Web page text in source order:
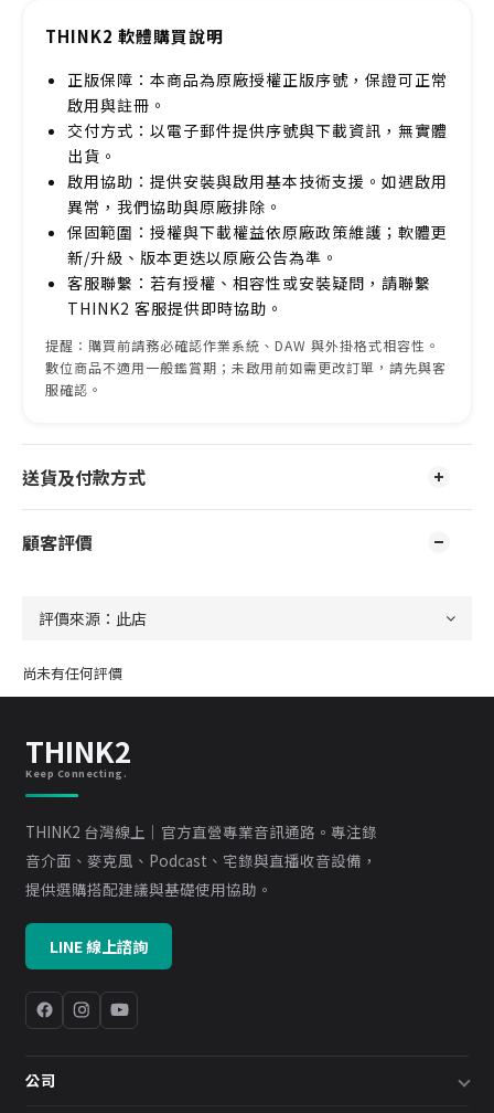
THINK2 軟體購買說明
正版保障：本商品為原廠授權正版序號，保證可正常
啟用與註冊。
交付方式：以電子郵件提供序號與下載資訊，無實體
出貨。
啟用協助：提供安裝與啟用基本技術支援。如遇啟用
異常，我們協助與原廠排除。
保固範圍：授權與下載權益依原廠政策維護；軟體更
新/升級、版本更迭以原廠公告為準。
客服聯繫：若有授權、相容性或安裝疑問，請聯繫
THINK2 客服提供即時協助。
提醒：購買前請務必確認作業系統、DAW 與外掛格式相容性。
數位商品不適用一般鑑賞期；未啟用前如需更改訂單，請先與客
服確認。
送貨及付款方式
顧客評價
尚未有任何評價
THINK2
Keep Connecting.
THINK2 台灣線上｜官方直營專業音訊通路。專注錄
音介面、麥克風、Podcast、宅錄與直播收音設備，
提供選購搭配建議與基礎使用協助。
LINE 線上諮詢
公司